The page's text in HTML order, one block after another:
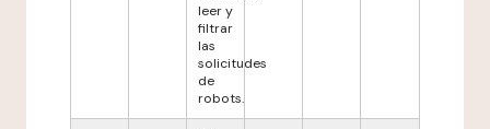
leer y
filtrar
las
solicitudes
de
robots.